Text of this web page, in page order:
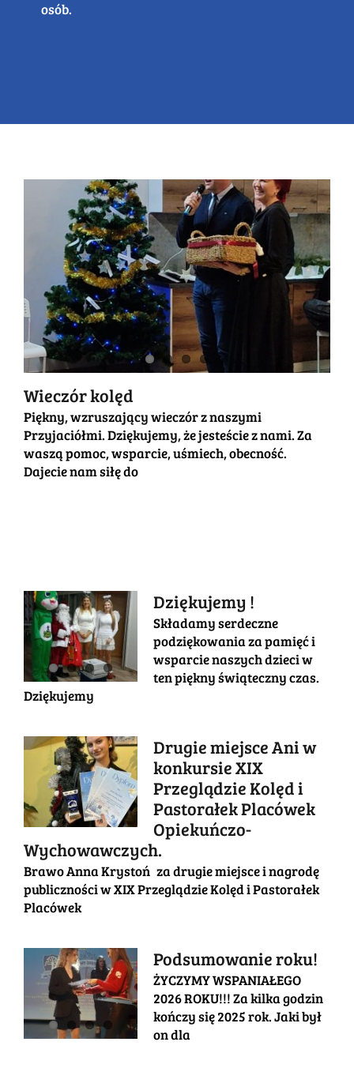
osób.
Wieczór kolęd
Piękny, wzruszający wieczór z naszymi
Przyjaciółmi. Dziękujemy, że jesteście z nami. Za
waszą pomoc, wsparcie, uśmiech, obecność.
Dajecie nam siłę do
Dziękujemy !
Składamy serdeczne
podziękowania za pamięć i
wsparcie naszych dzieci w
ten piękny świąteczny czas.
Dziękujemy
Drugie miejsce Ani w
konkursie XIX
Przeglądzie Kolęd i
Pastorałek Placówek
Opiekuńczo-
Wychowawczych.
Brawo Anna Krystoń za drugie miejsce i nagrodę
publiczności w XIX Przeglądzie Kolęd i Pastorałek
Placówek
Podsumowanie roku!
ŻYCZYMY WSPANIAŁEGO
2026 ROKU!!! Za kilka godzin
kończy się 2025 rok. Jaki był
on dla